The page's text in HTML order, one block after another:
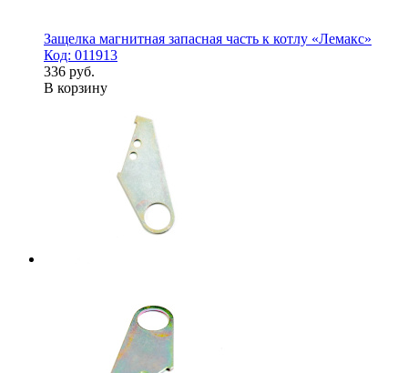
Защелка магнитная запасная часть к котлу «Лемакс»
Код: 011913
336 руб.
В корзину